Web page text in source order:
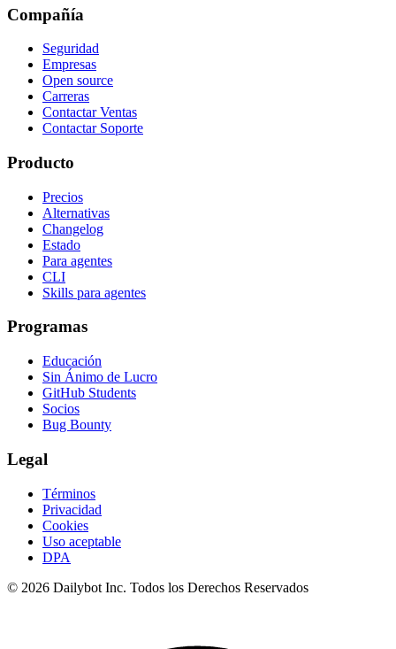
Compañía
Seguridad
Empresas
Open source
Carreras
Contactar Ventas
Contactar Soporte
Producto
Precios
Alternativas
Changelog
Estado
Para agentes
CLI
Skills para agentes
Programas
Educación
Sin Ánimo de Lucro
GitHub Students
Socios
Bug Bounty
Legal
Términos
Privacidad
Cookies
Uso aceptable
DPA
© 2026 Dailybot Inc. Todos los Derechos Reservados